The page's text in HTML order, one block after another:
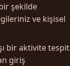
şekilde
ve kişisel
bir aktivite tespit
giriş